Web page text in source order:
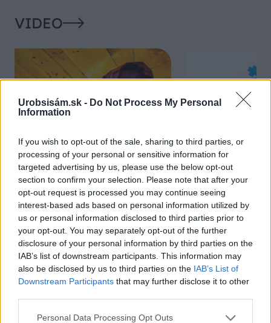
Urobsisám.sk - Do Not Process My Personal
Information
If you wish to opt-out of the sale, sharing to third parties, or
processing of your personal or sensitive information for
targeted advertising by us, please use the below opt-out
section to confirm your selection. Please note that after your
opt-out request is processed you may continue seeing
interest-based ads based on personal information utilized by
us or personal information disclosed to third parties prior to
your opt-out. You may separately opt-out of the further
disclosure of your personal information by third parties on the
IAB’s list of downstream participants. This information may
also be disclosed by us to third parties on the IAB’s List of
Downstream Participants that may further disclose it to other
Please note that this website/app uses one or more Google
Personal Data Processing Opt Outs
VIDEO
Chcete dominantu interiéru,
ktorá pritiahne pohľady?
Vyrobte si takéto masívne
orechové svietidlo
Prečo klasická
potrubia v
ako to vyriešiť
ZÁHRADA